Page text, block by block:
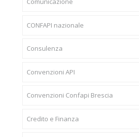
CONFAPI nazionale
Consulenza
Convenzioni API
Convenzioni Confapi Brescia
Credito e Finanza